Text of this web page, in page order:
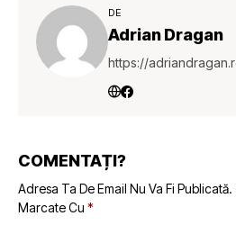
DE
Adrian Dragan
https://
COMENTAȚI?
Adresa Ta De Email Nu Va Fi Publicată.
Marcate Cu *